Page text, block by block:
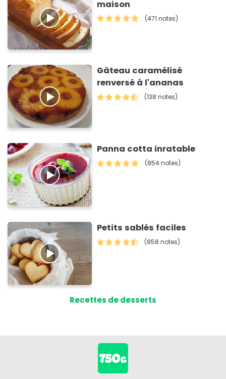
maison
(471 notes)
Gâteau caramélisé
renversé à l'ananas
(138 notes)
Panna cotta inratable
(854 notes)
Petits sablés faciles
(858 notes)
Recettes de desserts